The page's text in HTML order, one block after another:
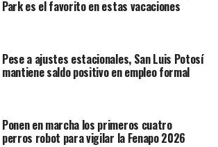
en accidente automovilístico
Park es el favorito en estas vacaciones
Pese a ajustes estacionales, San Luis Potosí
mantiene saldo positivo en empleo formal
Ponen en marcha los primeros cuatro
perros robot para vigilar la Fenapo 2026